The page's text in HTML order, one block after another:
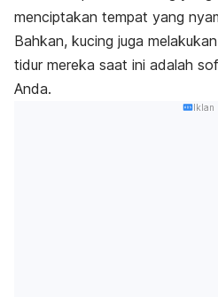
menciptakan tempat yang
Bahkan, kucing juga
tidur mereka saat ini adalah
Anda.
Iklan